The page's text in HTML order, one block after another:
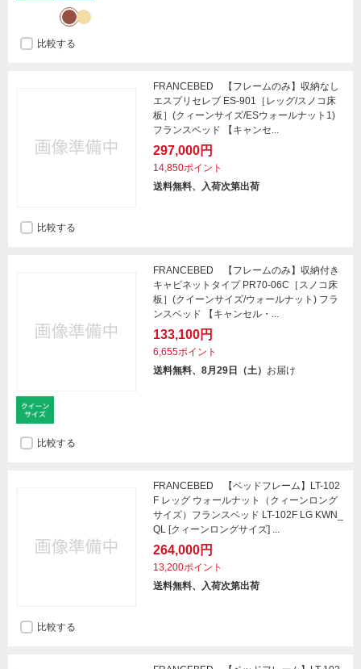
比較する
FRANCEBED 【フレームのみ】収納なし
エスプリセレブ ES-901［レッグ/スノコ床
板］(クィーンサイズ/ESウォールナット1)
フランスベッド 【キャンセ...
297,000円
14,850ポイント
送料無料、入荷次第出荷
比較する
FRANCEBED 【フレームのみ】収納付き
キャビネットタイプ PR70-06C［スノコ床
板］(クイーンサイズ/ウォールナット) フラ
ンスベッド 【キャンセル・...
133,100円
6,655ポイント
送料無料、8月29日（土） お届け
比較する
FRANCEBED 【ベッドフレーム】LT-102
F レッグ ウォールナット（クィーンロング
サイズ）フランスベッド LT-102F LG KWN_
QL [クィーンロングサイズ] ...
264,000円
13,200ポイント
送料無料、入荷次第出荷
比較する